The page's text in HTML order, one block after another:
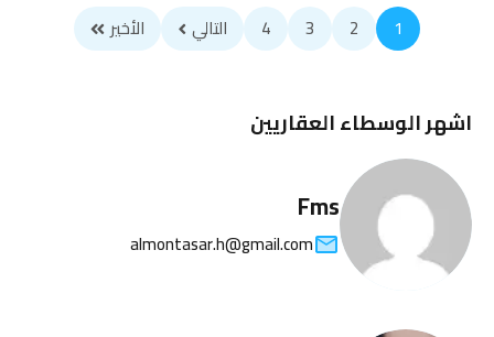
1
2
3
4 التالي الأخير
اشهر الوسطاء العقاريين
Fms
almontasar.h@gmail.com